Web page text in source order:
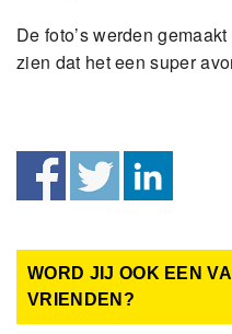
De foto’s werden
zien dat het een super
WORD JIJ OOK EEN
VRIENDEN?